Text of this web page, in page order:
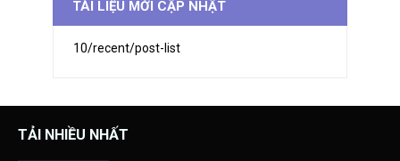
TÀI LIỆU MỚI CẬP NHẬT
10/recent/post-list
TẢI NHIỀU NHẤT